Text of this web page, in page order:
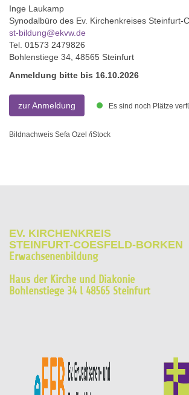
Inge Laukamp
Synodalbüro des Ev. Kirchenkreises Steinfurt-
st-bildung@ekvw.de
Tel. 01573 2479826
Bohlenstiege 34, 48565 Steinfurt
Anmeldung bitte bis 16.10.2026
zur Anmeldung Es sind noch Plätze
Bildnachweis Sefa Ozel /iStock
EV. KIRCHENKREIS
STEINFURT-COESFELD-BORKEN
Erwachsenenbildung
Haus der Kirche und Diakonie
Bohlenstiege 34 l 48565 Steinfurt